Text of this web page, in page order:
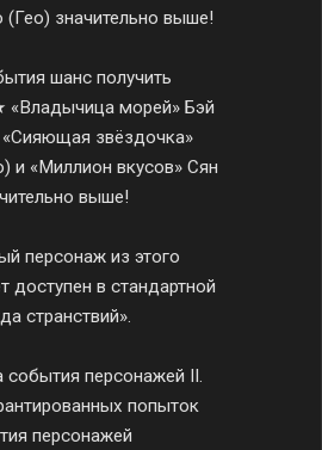
значительно выше!
шанс получить
«Владычица морей» Бэй
звёздочка»
и «Миллион вкусов» Сян
выше!
персонаж из этого
доступен в стандартной
странствий».
персонажей II.
попыток
персонажей